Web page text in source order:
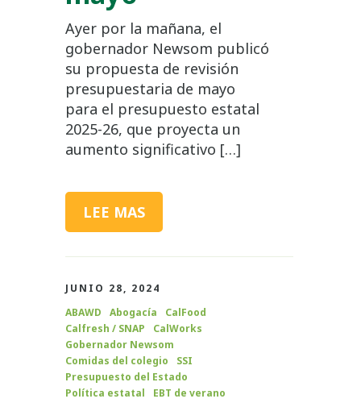
Ayer por la mañana, el
gobernador Newsom publicó
su propuesta de revisión
presupuestaria de mayo
para el presupuesto estatal
2025-26, que proyecta un
aumento significativo […]
LEE MAS
JUNIO 28, 2024
ABAWD
Abogacía
CalFood
Calfresh / SNAP
CalWorks
Gobernador Newsom
Comidas del colegio
SSI
Presupuesto del Estado
Política estatal
EBT de verano